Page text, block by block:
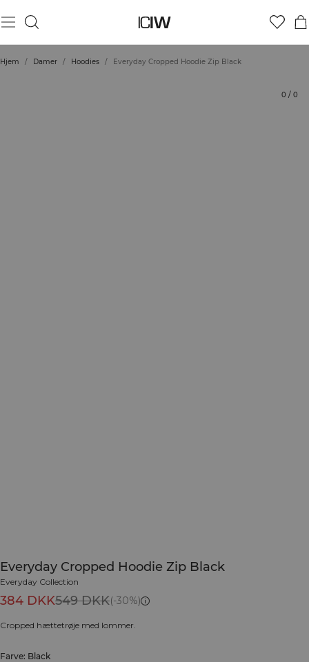
Hjem / Damer / Hoodies / Everyday Cropped Hoodie Zip Black
0 / 0
Everyday Cropped Hoodie Zip Black
Everyday Collection
384 DKK549 DKK(-30%)
Cropped hættetrøje med lommer.
Farve: Black